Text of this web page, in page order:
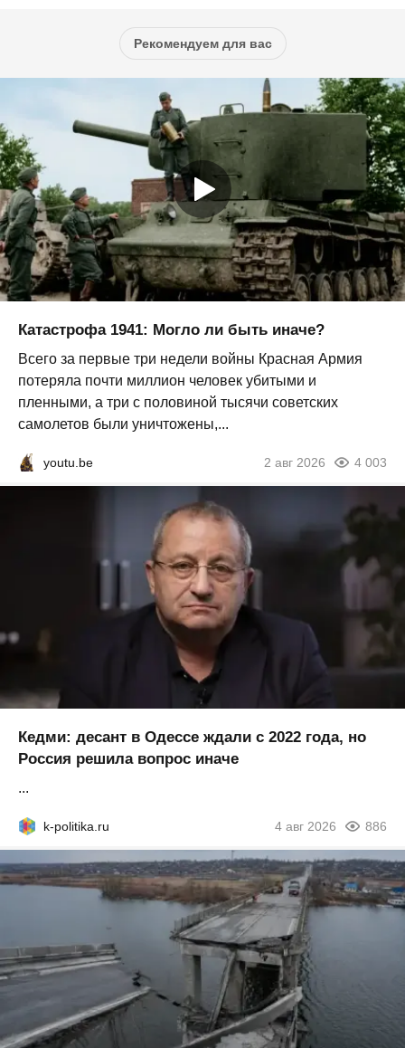
Рекомендуем для вас
Катастрофа 1941: Могло ли быть иначе?
Всего за первые три недели войны Красная Армия
потеряла почти миллион человек убитыми и
пленными, а три с половиной тысячи советских
самолетов были уничтожены,...
youtu.be 2 авг 2026 4 003
Кедми: десант в Одессе ждали с 2022 года, но
Россия решила вопрос иначе
...
k-politika.ru 4 авг 2026 886